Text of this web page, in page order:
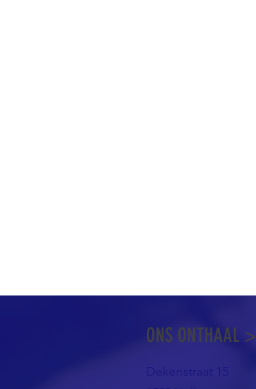
ONS ONTHAAL >